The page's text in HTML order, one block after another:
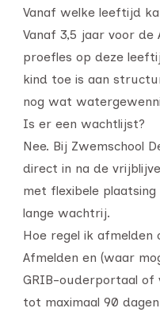
Vanaf welke leeftijd
Vanaf 3,5 jaar voor de
proefles op deze
kind toe is aan
nog wat
Is er een wachtlijst?
Nee. Bij Zwemschool
direct in na de
met flexibele
lange wachtrij.
Hoe regel ik afmelden
Afmelden en (waar
GRIB-ouderportaal of
tot maximaal 90